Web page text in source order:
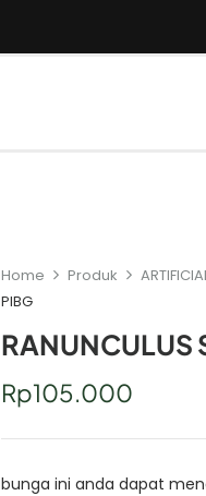
Home Produk
PIBG
RANUNCULUS
Rp105.000
bunga ini anda dapat